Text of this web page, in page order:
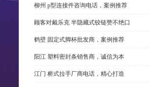
柳州 p型连接件咨询电话，案例推荐
顾客对戴乐克 半隐藏式铰链赞不绝口
鹤壁 固定式脚杯批发商，案例推荐
阳江 塑料密封条销售商，诚信为本
江门 桥式拉手厂商电话，精心打造